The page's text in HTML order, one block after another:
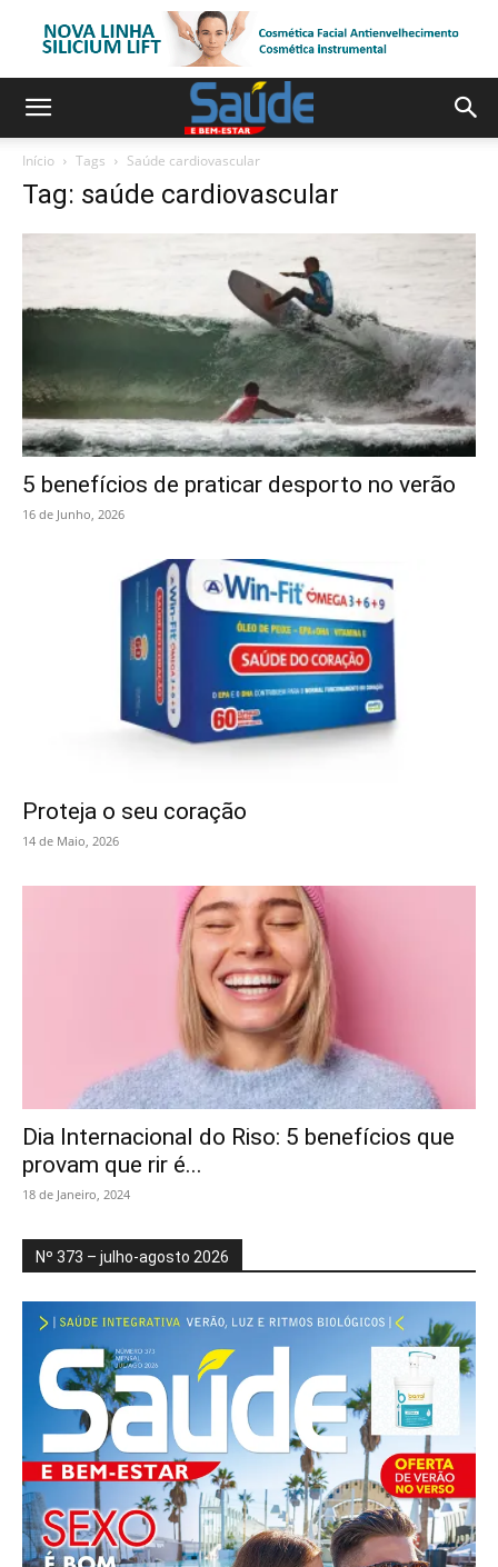
Início Tags Saúde cardiovascular
Tag: saúde cardiovascular
5 benefícios de praticar desporto no verão
16 de Junho, 2026
Proteja o seu coração
14 de Maio, 2026
Dia Internacional do Riso: 5 benefícios que
provam que rir é...
18 de Janeiro, 2024
Nº 373 – julho-agosto 2026